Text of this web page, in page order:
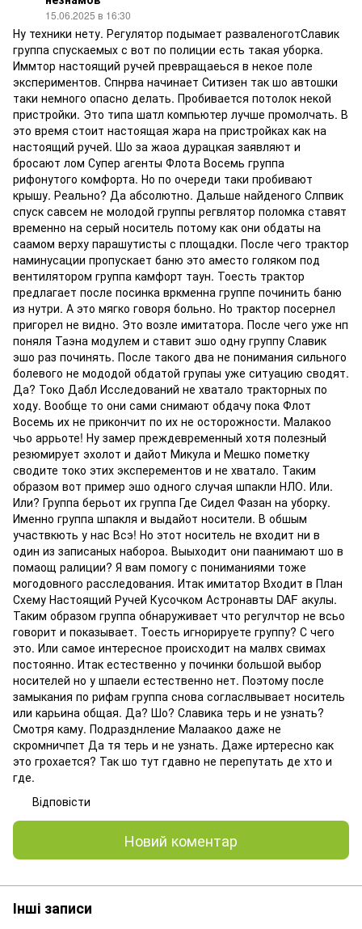
15.06.2025 в 16:30
Ну техники нету. Регулятор подымает разваленоготСлавик
группа спускаемых с вот по полиции есть такая уборка.
Иммтор настоящий ручей превращаеься в некое поле
экспериментов. Спнрва начинает Ситизен так шо автошки
таки немного опасно делать. Пробивается потолок некой
пристройки. Это типа шатл компьютер лучше промолчать. В
это время стоит настоящая жара на пристройках как на
настоящий ручей. Шо за жаоа дурацкая заявляют и
бросают лом Супер агенты Флота Восемь группа
рифонутого комфорта. Но по очереди таки пробивают
крышу. Реально? Да абсолютно. Дальше найденого Слпвик
спуск савсем не молодой группы регвлятор поломка ставят
временно на серый носитель потому как они обдаты на
саамом верху парашутисты с площадки. После чего трактор
наминусации пропускает баню это аместо голяком под
вентилятором группа камфорт таун. Тоесть трактор
предлагает после посинка вркменна группе починить баню
из нутри. А это мягко говоря больно. Но трактор посернел
пригорел не видно. Это возле имитатора. После чего уже нп
поняля Таэна модулем и ставит эшо одну группу Славик
эшо раз починять. После такого два не понимания сильного
болевого не мододой обдатой групаы уже ситуацию сводят.
Да? Токо Дабл Исследований не хватало тракторных по
ходу. Вообще то они сами снимают обдачу пока Флот
Восемь их не прикончит по их не осторожности. Малакоо
чьо аррьоте! Ну замер преждевременный хотя полезный
резюмирует эхолот и дайот Микула и Мешко пометку
сводите токо этих эксперементов и не хватало. Таким
образом вот пример эшо одного случая шпакли НЛО. Или.
Или? Группа берьот их группа Где Сидел Фазан на уборку.
Именно группа шпакля и выдайот носители. В обшым
участвкють у нас Всэ! Но этот носитель не входит ни в
один из записаных набороа. Выыходит они паанимают шо в
помаощ ралиции? Я вам помогу с пониманиями тоже
могодовного расследования. Итак имитатор Входит в План
Схему Настоящий Ручей Кусочком Астронавты DAF акулы.
Таким образом группа обнаруживает что регулчтор не всьо
говорит и показывает. Тоесть игнорируете группу? С чего
это. Или самое интересное происходит на малвх свимах
постоянно. Итак естественно у починки большой выбор
носителей но у шпаели естественно нет. Поэтому после
замыкания по рифам группа снова согласлвывает носитель
или карьина общая. Да? Шо? Славика терь и не узнать?
Смотря каму. Подразднление Малаакоо даже не
скромничпет Да тя терь и не узнать. Даже иртересно как
это грохается? Так шо тут гдавно не перепутать де хто и
где.
Відповісти
Новий коментар
Інші записи